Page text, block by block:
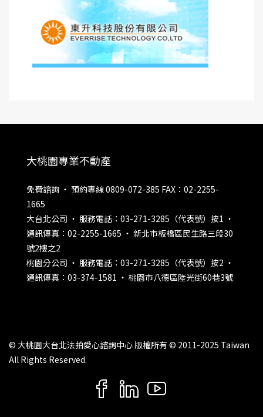
大桃園專業不動產
免費諮詢 ‧ 預約專線 0809-072-385 FAX：02-2255-
1665
大台北公司 ‧ 服務電話：03-271-3285（代表號）按1 ‧
通訊傳真：02-2255-1665 ‧ 新北市板橋區民生路三段30
號2樓之2
桃園分公司 ‧ 服務電話：03-271-3285（代表號）按2 ‧
通訊傳真：03-374-1581 ‧ 桃園市八德區陸光街60巷3號
© 大桃園大台北法拍愛心諮詢中心 版權所有 © 2011-2025 Taiwan
All Rights Reserved.